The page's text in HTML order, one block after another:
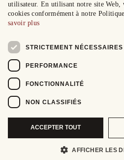
utilisateur. En utilisant notre site Web,
cookies conformément à notre
savoir plus
STRICTEMENT NÉCESSAIRES
PERFORMANCE
FONCTIONNALITÉ
NON CLASSIFIÉS
ACCEPTER TOUT
AFFICHER LES